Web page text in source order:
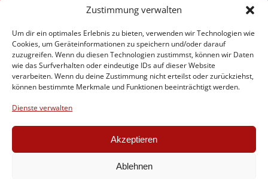
Zustimmung verwalten
Um dir ein optimales Erlebnis zu bieten, verwenden wir Technologien wie
Cookies, um Geräteinformationen zu speichern und/oder darauf
zuzugreifen. Wenn du diesen Technologien zustimmst, können wir Daten
wie das Surfverhalten oder eindeutige IDs auf dieser Website
verarbeiten. Wenn du deine Zustimmung nicht erteilst oder zurückziehst,
können bestimmte Merkmale und Funktionen beeinträchtigt werden.
Dienste verwalten
Akzeptieren
Ablehnen
Fahrlehrer
Fahrschule
Motorrad
News
Videos